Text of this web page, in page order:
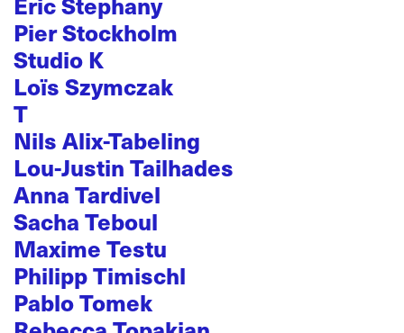
Pier Stockholm
Studio K
Loïs Szymczak
T
Nils Alix-Tabeling
Lou-Justin Tailhades
Anna Tardivel
Sacha Teboul
Maxime Testu
Philipp Timischl
Pablo Tomek